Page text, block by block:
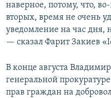
наверное, потому, что,
вторых, время не очень
уведомление на час дня,
— сказал Фарит Закиев
В конце августа
генеральной
прав граждан на